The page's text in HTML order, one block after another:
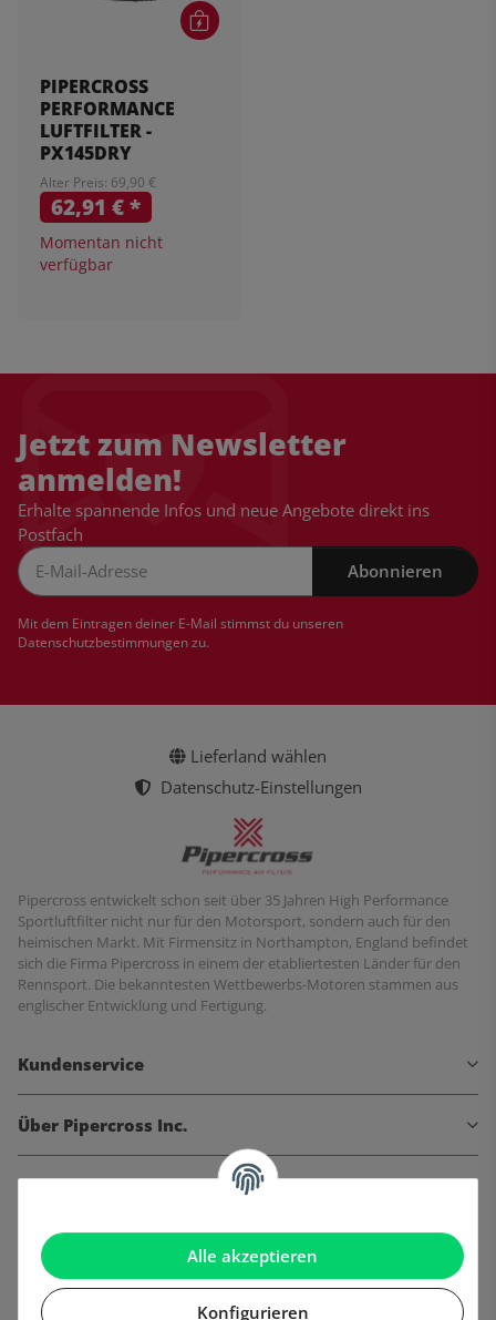
Alle akzeptieren
Konfigurieren
PIPERCROSS
PERFORMANCE
LUFTFILTER -
PX145DRY
Alter Preis: 69,90 €
62,91 €*
Momentan nicht
verfügbar
Jetzt zum Newsletter
anmelden!
Erhalte spannende Infos und neue Angebote direkt ins
Postfach
Abonnieren
Mit dem Eintragen deiner E-Mail stimmst du unseren
Datenschutzbestimmungenzu.
Lieferland wählen
Datenschutz-Einstellungen
Pipercross entwickelt schon seit über 35 Jahren High Performance
Sportluftfilter nicht nur für den Motorsport, sondern auch für den
heimischen Markt. Mit Firmensitz in Northampton, England befindet
sich die Firma Pipercross in einem der etabliertesten Länder für den
Rennsport. Die bekanntesten Wettbewerbs-Motoren stammen aus
englischer Entwicklung und Fertigung.
Kundenservice
Über Pipercross Inc.
Informationen
Gesetzliche Informationen